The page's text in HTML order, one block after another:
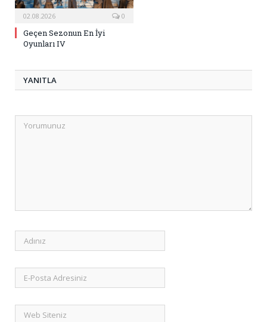
02.08.2026 0
Geçen Sezonun En İyi
Oyunları IV
YANITLA